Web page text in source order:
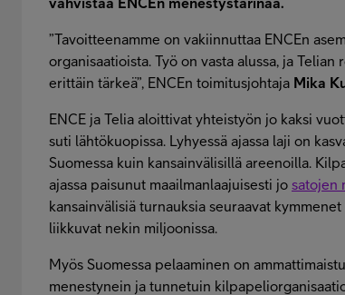
”Tavoitteenamme on vakiinnuttaa ENCEn
organisaatioista. Työ on vasta alussa, ja
erittäin tärkeä”, ENCEn toimitusjohtaja Mika
ENCE ja Telia aloittivat yhteistyön jo kaksi
suti lähtökuopissa. Lyhyessä ajassa laji on
Suomessa kuin kansainvälisillä areenoilla.
ajassa paisunut maailmanlaajuisesti jo satojen
kansainvälisiä turnauksia seuraavat
liikkuvat nekin miljoonissa.
Myös Suomessa pelaaminen on
menestynein ja tunnetuin